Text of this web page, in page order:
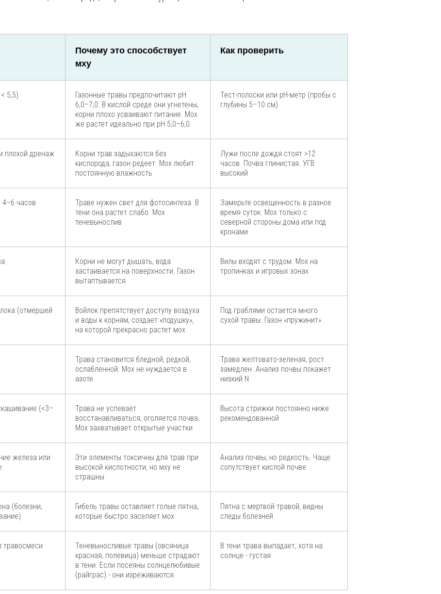
Почему это способствует
мху
Как проверить
5,5)
Газонные травы предпочитают pH
6,0–7,0. В кислой среде они угнетены,
корни плохо усваивают питание. Мох
же растет идеально при pH 5,0–6,0
Тест-полоски или pH-метр (пробы с
глубины 5–10 см)
плохой дренаж
Корни трав задыхаются без
кислорода, газон редеет. Мох любит
постоянную влажность
Лужи после дождя стоят >12
часов. Почва глинистая. УГВ
высокий
4–6 часов
Траве нужен свет для фотосинтеза. В
тени она растет слабо. Мох
теневынослив
Замерьте освещенность в разное
время суток. Мох только с
северной стороны дома или под
кронами
Корни не могут дышать, вода
застаивается на поверхности. Газон
вытаптывается
Вилы входят с трудом. Мох на
тропинках и игровых зонах
(отмершей
Войлок препятствует доступу воздуха
и воды к корням, создает «подушку»,
на которой прекрасно растет мох
Под граблями остается много
сухой травы. Газон «пружинит»
Трава становится бледной, редкой,
ослабленной. Мох не нуждается в
азоте
Трава желтовато-зеленая, рост
замедлен. Анализ почвы покажет
низкий N
(<3–
Трава не успевает
восстанавливаться, оголяется почва.
Мох захватывает открытые участки
Высота стрижки постоянно ниже
рекомендованной
железа или
Эти элементы токсичны для трав при
высокой кислотности, но мху не
страшны
Анализ почвы, но редкость. Чаще
сопутствует кислой почве
(болезни,
Гибель травы оставляет голые пятна,
которые быстро заселяет мох
Пятна с мертвой травой, видны
следы болезней
травосмеси
Теневыносливые травы (овсяница
красная, полевица) меньше страдают
в тени. Если посеяны солнцелюбивые
(райграс) - они изреживаются
В тени трава выпадает, хотя на
солнце - густая